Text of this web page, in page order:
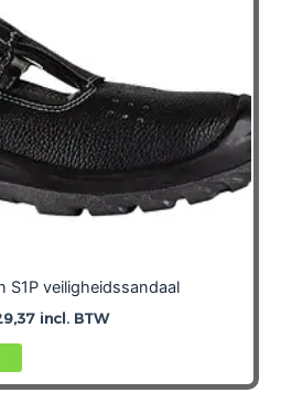
de
productpagina
S1P veiligheidssandaal
incl. BTW
Dit
product